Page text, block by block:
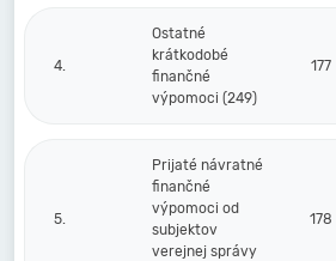
4.
Ostatné
krátkodobé
finančné
výpomoci (249)
177
5.
Prijaté návratné
finančné
výpomoci od
subjektov
verejnej správy
178